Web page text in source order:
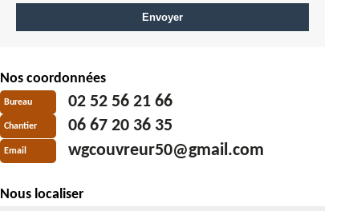
Nos coordonnées
Bureau 02 52 56 21 66
Chantier 06 67 20 36 35
Email wgcouvreur50@gmail.com
Nous localiser